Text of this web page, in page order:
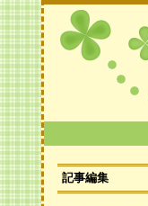
記事編集